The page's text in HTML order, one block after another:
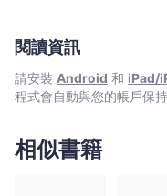
別樹立於九龍公園及香港
閱讀資訊
請安裝 Android 和 iPad/
程式會自動與您的帳戶保
相似書籍